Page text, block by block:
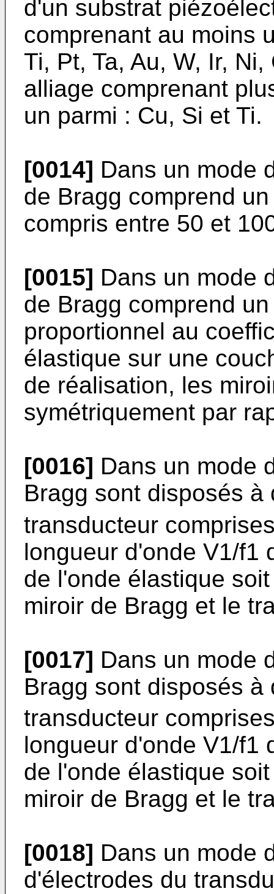
d'un substrat
comprenant au moins
Ti, Pt, Ta, Au, W, Ir,
alliage comprenant
un parmi : Cu, Si et Ti.
[0014] Dans un mode
de Bragg comprend
compris entre 50 et
[0015] Dans un mode
de Bragg comprend
proportionnel au
élastique sur une
de réalisation, les
symétriquement par
[0016] Dans un mode
Bragg sont disposés à
transducteur
longueur d'onde V1/f1
de l'onde élastique
miroir de Bragg et le
[0017] Dans un mode
Bragg sont disposés à
transducteur
longueur d'onde V1/f1
de l'onde élastique
miroir de Bragg et le
[0018] Dans un mode
d'électrodes du